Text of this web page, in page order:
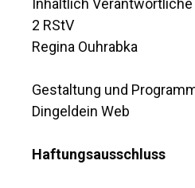
Inhaltlich
2 RStV
Regina Ouhrabka
Gestaltung und
Dingeldein Web
Haftungsausschluss